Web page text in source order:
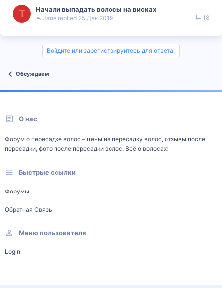
T Начали выпадать волосы на висках
18
25 Дек 2019
Jane
Войдите или зарегистрируйтесь для ответа.
Обсуждаем
О нас
Форум о пересадке волос – цены на пересадку волос, отзывы после
пересадки, фото после пересадки волос. Всё о волосах!
Быстрые ссылки
Форумы
Обратная Связь
Меню пользователя
Login